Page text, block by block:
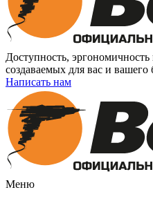
Доступность,
создаваемых для вас и вашего
Написать нам
Меню